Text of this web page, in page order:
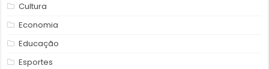
Cultura
Economia
Educação
Esportes